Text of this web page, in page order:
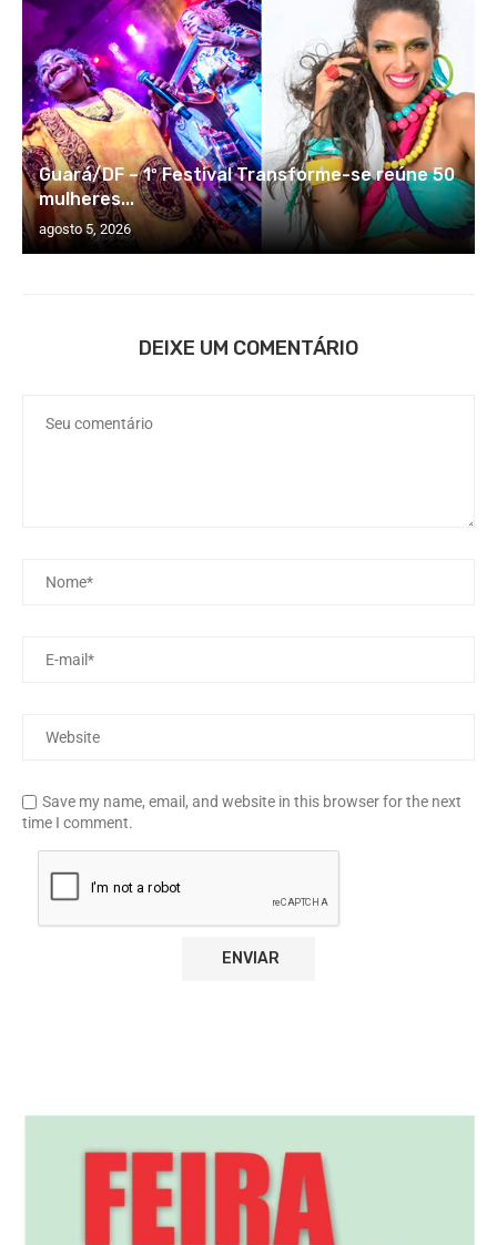
Guará/DF – 1º Festival Transforme-se reúne 50
mulheres...
agosto 5, 2026
DEIXE UM COMENTÁRIO
Save my name, email, and website in this browser for the next
time I comment.